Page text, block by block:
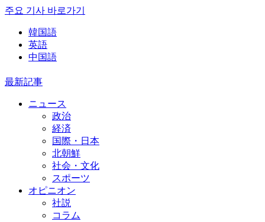
주요 기사 바로가기
韓国語
英語
中国語
最新記事
ニュース
政治
経済
国際・日本
北朝鮮
社会・文化
スポーツ
オピニオン
社説
コラム